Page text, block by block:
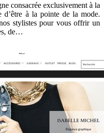
consacrée exclusivement à la
d’être à la pointe de la mode.
stylistes pour vous offrir un
de…